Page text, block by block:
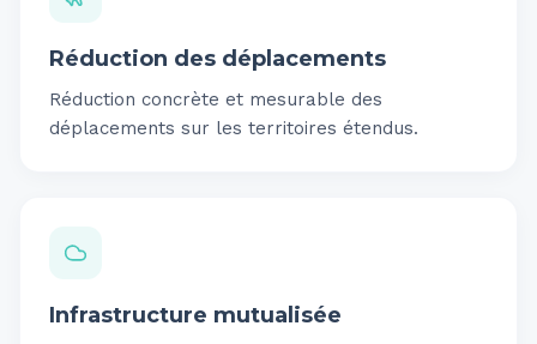
Réduction des déplacements
Réduction concrète et mesurable des
déplacements sur les territoires étendus.
Infrastructure mutualisée